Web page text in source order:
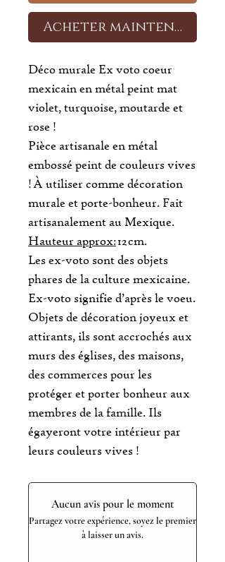
Acheter maintenant
Déco murale Ex voto coeur
mexicain en métal peint mat
violet, turquoise, moutarde et
rose !
Pièce artisanale en métal
embossé peint de couleurs vives
! À utiliser comme décoration
murale et porte-bonheur. Fait
artisanalement au Mexique.
Hauteur approx:12 cm.
Les ex-voto sont des objets
phares de la culture mexicaine.
Ex-voto signifie d’après le voeu.
Objets de décoration joyeux et
attirants, ils sont accrochés aux
murs des églises, des maisons,
des commerces pour les
protéger et porter bonheur aux
membres de la famille. Ils
égayeront votre intérieur par
leurs couleurs vives !
Aucun avis pour le moment
Partagez votre expérience, soyez le premier
à laisser un avis.